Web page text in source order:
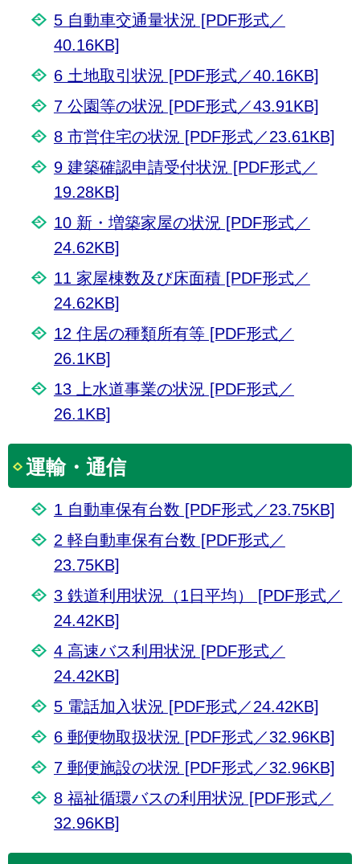
5 自動車交通量状況 [PDF形式／
40.16KB]
6 土地取引状況 [PDF形式／40.16KB]
7 公園等の状況 [PDF形式／43.91KB]
8 市営住宅の状況 [PDF形式／23.61KB]
9 建築確認申請受付状況 [PDF形式／
19.28KB]
10 新・増築家屋の状況 [PDF形式／
24.62KB]
11 家屋棟数及び床面積 [PDF形式／
24.62KB]
12 住居の種類所有等 [PDF形式／
26.1KB]
13 上水道事業の状況 [PDF形式／
26.1KB]
運輸・通信
1 自動車保有台数 [PDF形式／23.75KB]
2 軽自動車保有台数 [PDF形式／
23.75KB]
3 鉄道利用状況（1日平均） [PDF形式／
24.42KB]
4 高速バス利用状況 [PDF形式／
24.42KB]
5 電話加入状況 [PDF形式／24.42KB]
6 郵便物取扱状況 [PDF形式／32.96KB]
7 郵便施設の状況 [PDF形式／32.96KB]
8 福祉循環バスの利用状況 [PDF形式／
32.96KB]